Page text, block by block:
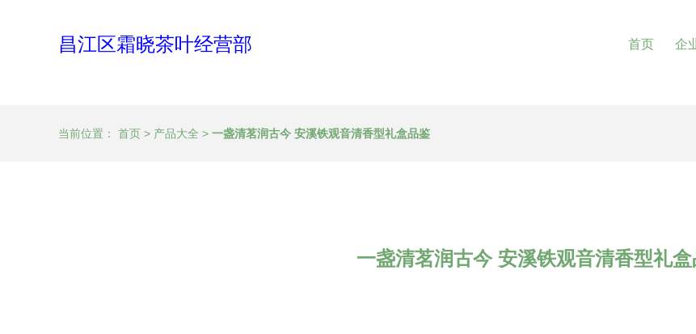
昌江区霜晓茶叶经营部 首页 企
当前位置： 首页 > 产品大全 > 一盏清茗润古今 安溪铁观音清香型礼盒品鉴
一盏清茗润古今 安溪铁观音清香型礼